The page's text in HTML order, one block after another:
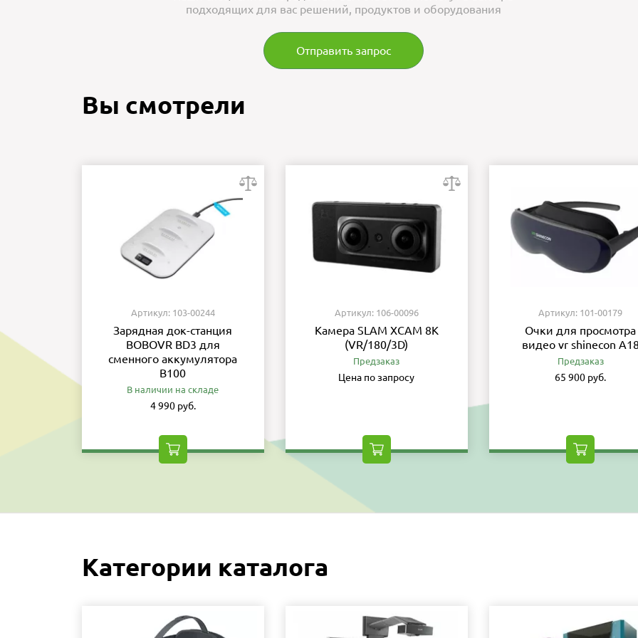
подходящих для вас решений, продуктов и оборудования
Отправить запрос
Вы смотрели
Артикул: 103-00244
Зарядная док-станция
BOBOVR BD3 для
сменного аккумулятора
B100
В наличии на складе
4 990 руб.
Артикул: 106-00096
Камера SLAM XCAM 8K
(VR/180/3D)
Предзаказ
Цена по запросу
Артикул: 101-00179
Очки для просмотра
видео vr shinecon A18
Предзаказ
65 900 руб.
Категории каталога